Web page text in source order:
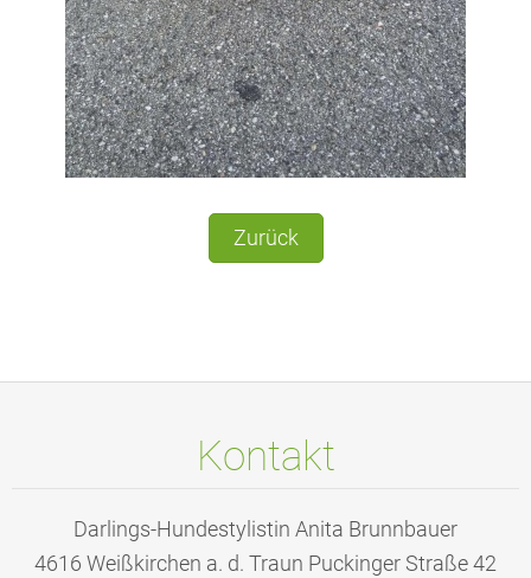
Zurück
Kontakt
Darlings-Hundestylistin Anita Brunnbauer
4616 Weißkirchen a. d. Traun Puckinger Straße 42